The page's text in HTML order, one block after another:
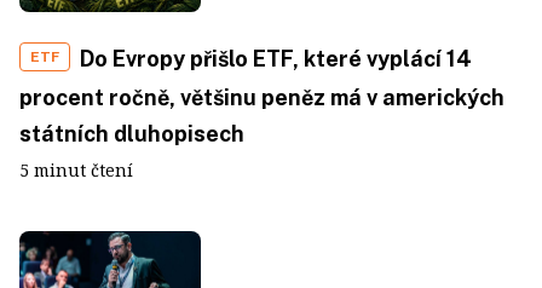
ETF
Do Evropy přišlo ETF, které vyplácí 14
procent ročně, většinu peněz má v amerických
státních dluhopisech
5 minut čtení